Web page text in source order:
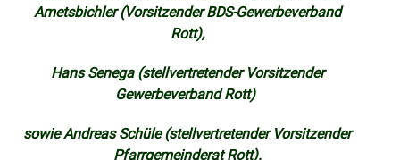
Ametsbichler (Vorsitzender BDS-Gewerbeverband
Rott),
Hans Senega (stellvertretender Vorsitzender
Gewerbeverband Rott)
sowie Andreas Schüle (stellvertretender Vorsitzender
Pfarrgemeinderat Rott).